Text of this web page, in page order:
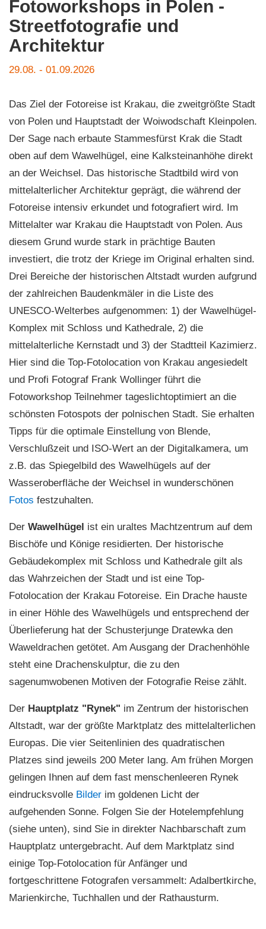
Fotoworkshops in Polen -
Streetfotografie und
Architektur
29.08. - 01.09.2026
Das Ziel der Fotoreise ist Krakau, die zweitgrößte Stadt
von Polen und Hauptstadt der Woiwodschaft Kleinpolen.
Der Sage nach erbaute Stammesfürst Krak die Stadt
oben auf dem Wawelhügel, eine Kalksteinanhöhe direkt
an der Weichsel. Das historische Stadtbild wird von
mittelalterlicher Architektur geprägt, die während der
Fotoreise intensiv erkundet und fotografiert wird. Im
Mittelalter war Krakau die Hauptstadt von Polen. Aus
diesem Grund wurde stark in prächtige Bauten
investiert, die trotz der Kriege im Original erhalten sind.
Drei Bereiche der historischen Altstadt wurden aufgrund
der zahlreichen Baudenkmäler in die Liste des
UNESCO-Welterbes aufgenommen: 1) der Wawelhügel-
Komplex mit Schloss und Kathedrale, 2) die
mittelalterliche Kernstadt und 3) der Stadtteil Kazimierz.
Hier sind die Top-Fotolocation von Krakau angesiedelt
und Profi Fotograf Frank Wollinger führt die
Fotoworkshop Teilnehmer tageslichtoptimiert an die
schönsten Fotospots der polnischen Stadt. Sie erhalten
Tipps für die optimale Einstellung von Blende,
Verschlußzeit und ISO-Wert an der Digitalkamera, um
z.B. das Spiegelbild des Wawelhügels auf der
Wasseroberfläche der Weichsel in wunderschönen
Fotos festzuhalten.
Der Wawelhügel ist ein uraltes Machtzentrum auf dem
Bischöfe und Könige residierten. Der historische
Gebäudekomplex mit Schloss und Kathedrale gilt als
das Wahrzeichen der Stadt und ist eine Top-
Fotolocation der Krakau Fotoreise. Ein Drache hauste
in einer Höhle des Wawelhügels und entsprechend der
Überlieferung hat der Schusterjunge Dratewka den
Waweldrachen getötet. Am Ausgang der Drachenhöhle
steht eine Drachenskulptur, die zu den
sagenumwobenen Motiven der Fotografie Reise zählt.
Der Hauptplatz "Rynek" im Zentrum der historischen
Altstadt, war der größte Marktplatz des mittelalterlichen
Europas. Die vier Seitenlinien des quadratischen
Platzes sind jeweils 200 Meter lang. Am frühen Morgen
gelingen Ihnen auf dem fast menschenleeren Rynek
eindrucksvolle Bilder im goldenen Licht der
aufgehenden Sonne. Folgen Sie der Hotelempfehlung
(siehe unten), sind Sie in direkter Nachbarschaft zum
Hauptplatz untergebracht. Auf dem Marktplatz sind
einige Top-Fotolocation für Anfänger und
fortgeschrittene Fotografen versammelt: Adalbertkirche,
Marienkirche, Tuchhallen und der Rathausturm.